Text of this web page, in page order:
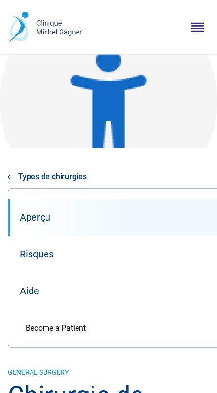
Types de chirurgies
Aperçu
Risques
Aide
Become a Patient
GENERAL SURGERY